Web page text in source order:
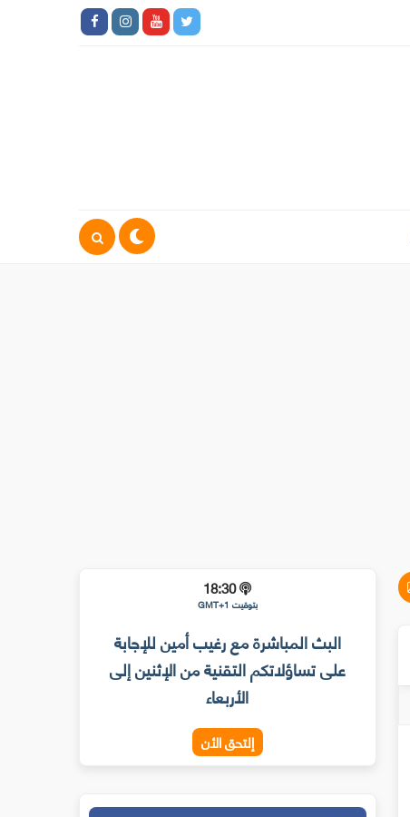
18:30
بتوقيت GMT+1
البث المباشرة مع رغيب أمين للإجابة
على تساؤلاتكم التقنية من الإثنين إلى
الأربعاء
إلتحق الأن